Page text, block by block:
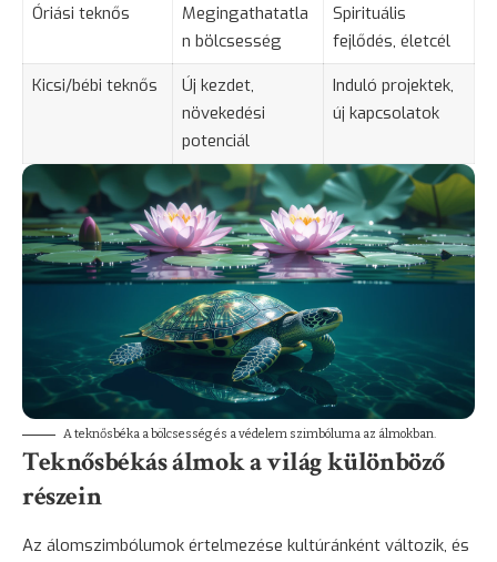
Óriási teknős
Megingathatatla
n bölcsesség
Spirituális
fejlődés, életcél
Kicsi/bébi teknős
Új kezdet,
növekedési
potenciál
Induló projektek,
új kapcsolatok
A teknősbéka a bölcsesség és a védelem szimbóluma az álmokban.
Teknősbékás álmok a világ különböző
részein
Az álomszimbólumok értelmezése kultúránként változik, és